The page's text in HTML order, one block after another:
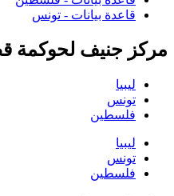
قاعدة بيانات - تونس
مركز جنيف لحوكمة
ليبيا
تونس
فلسطين
ليبيا
تونس
فلسطين